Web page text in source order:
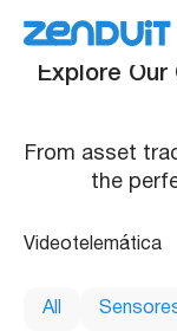
Explore Our
From asset
the
Videotelemática
All